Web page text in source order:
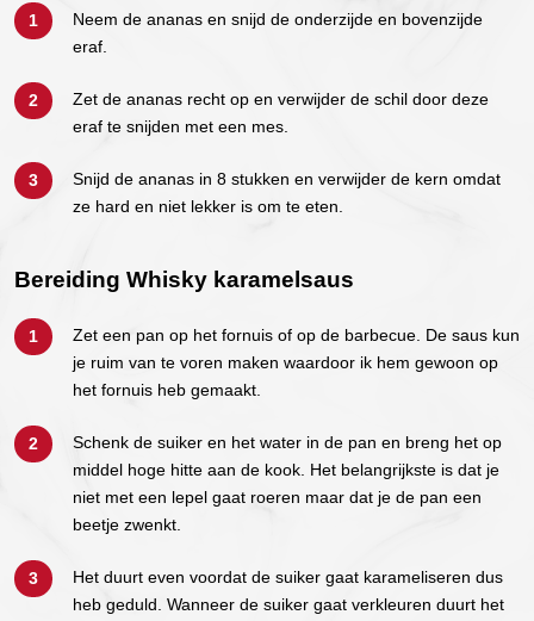
Neem de ananas en snijd de onderzijde en bovenzijde
eraf.
Zet de ananas recht op en verwijder de schil door deze
eraf te snijden met een mes.
Snijd de ananas in 8 stukken en verwijder de kern omdat
ze hard en niet lekker is om te eten.
Bereiding Whisky karamelsaus
Zet een pan op het fornuis of op de barbecue. De saus kun
je ruim van te voren maken waardoor ik hem gewoon op
het fornuis heb gemaakt.
Schenk de suiker en het water in de pan en breng het op
middel hoge hitte aan de kook. Het belangrijkste is dat je
niet met een lepel gaat roeren maar dat je de pan een
beetje zwenkt.
Het duurt even voordat de suiker gaat karameliseren dus
heb geduld. Wanneer de suiker gaat verkleuren duurt het